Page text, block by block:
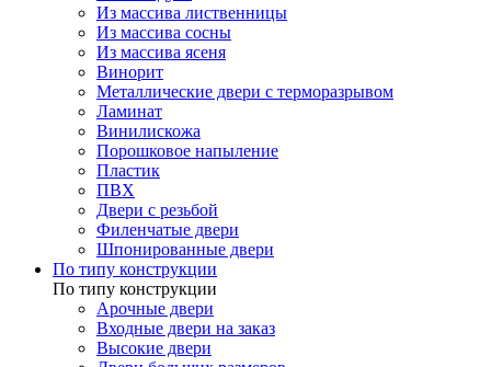
Из массива лиственницы
Из массива сосны
Из массива ясеня
Винорит
Металлические двери с терморазрывом
Ламинат
Винилискожа
Порошковое напыление
Пластик
ПВХ
Двери с резьбой
Филенчатые двери
Шпонированные двери
По типу конструкции
По типу конструкции
Арочные двери
Входные двери на заказ
Высокие двери